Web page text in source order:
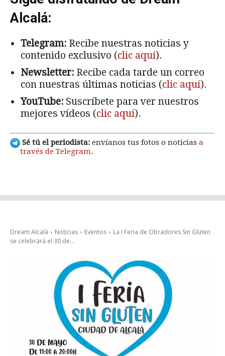
Alcalá:
Telegram: Recibe nuestras noticias y
contenido exclusivo (clic aquí).
Newsletter: Recibe cada tarde un correo
con nuestras últimas noticias (clic aquí).
YouTube: Suscríbete para ver nuestros
mejores vídeos (clic aquí).
Sé tú el periodista: envíanos tus fotos o noticias a
través de Telegram.